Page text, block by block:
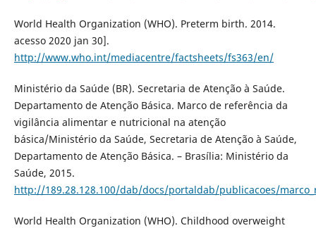
World Health Organization (WHO). Preterm birth. 2014.
acesso 2020 jan 30].
http://www.who.int/mediacentre/factsheets/fs363/en/
Ministério da Saúde (BR). Secretaria de Atenção à Saúde.
Departamento de Atenção Básica. Marco de referência da
vigilância alimentar e nutricional na atenção
básica/Ministério da Saúde, Secretaria de Atenção à Saúde,
Departamento de Atenção Básica. – Brasília: Ministério da
Saúde, 2015.
http://189.28.128.100/dab/docs/portaldab/publicacoes/
World Health Organization (WHO). Childhood overweight